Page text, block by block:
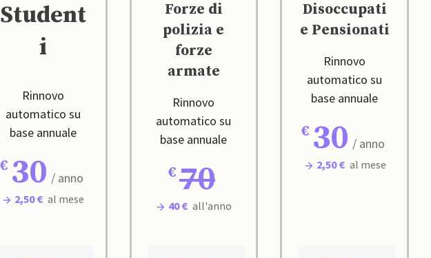
Student
i
Rinnovo
automatico su
base annuale
30 / anno
2,50 € al mese
Forze di
polizia e
forze
armate
Rinnovo
automatico su
base annuale
70
40 € all'anno
Disoccupati
e Pensionati
Rinnovo
automatico su
base annuale
30 / anno
2,50 € al mese